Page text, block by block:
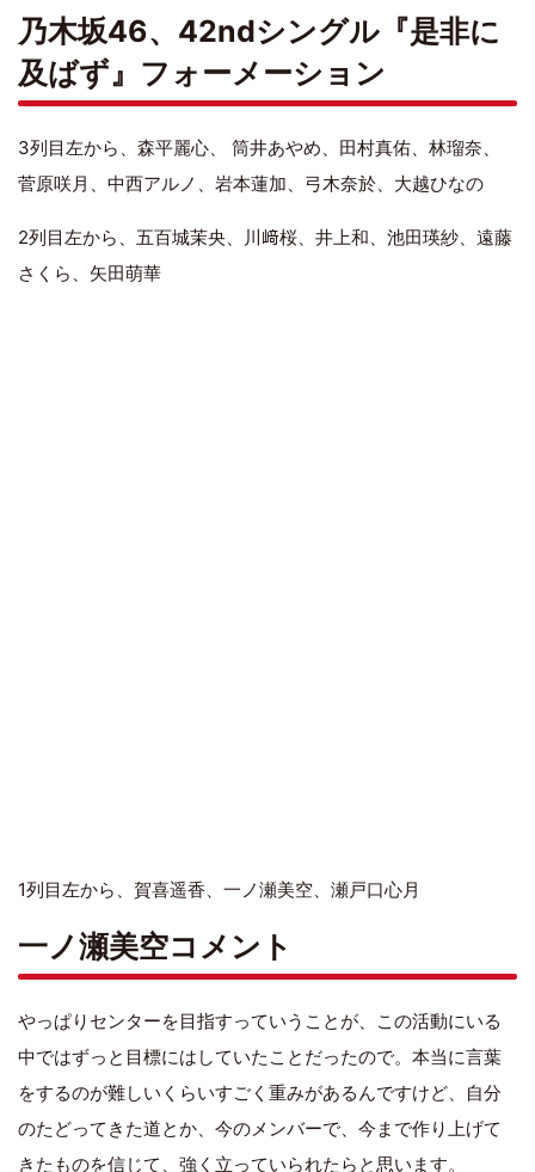
乃木坂46、42ndシングル『是非に
及ばず』フォーメーション
3列目左から、森平麗心、 筒井あやめ、田村真佑、林瑠奈、
菅原咲月、中西アルノ、岩本蓮加、弓木奈於、大越ひなの
2列目左から、五百城茉央、川﨑桜、井上和、池田瑛紗、遠藤
さくら、矢田萌華
1列目左から、賀喜遥香、一ノ瀬美空、瀬戸口心月
一ノ瀬美空コメント
やっぱりセンターを目指すっていうことが、この活動にいる
中ではずっと目標にはしていたことだったので。本当に言葉
をするのが難しいくらいすごく重みがあるんですけど、自分
のたどってきた道とか、今のメンバーで、今まで作り上げて
きたものを信じて、強く立っていられたらと思います。